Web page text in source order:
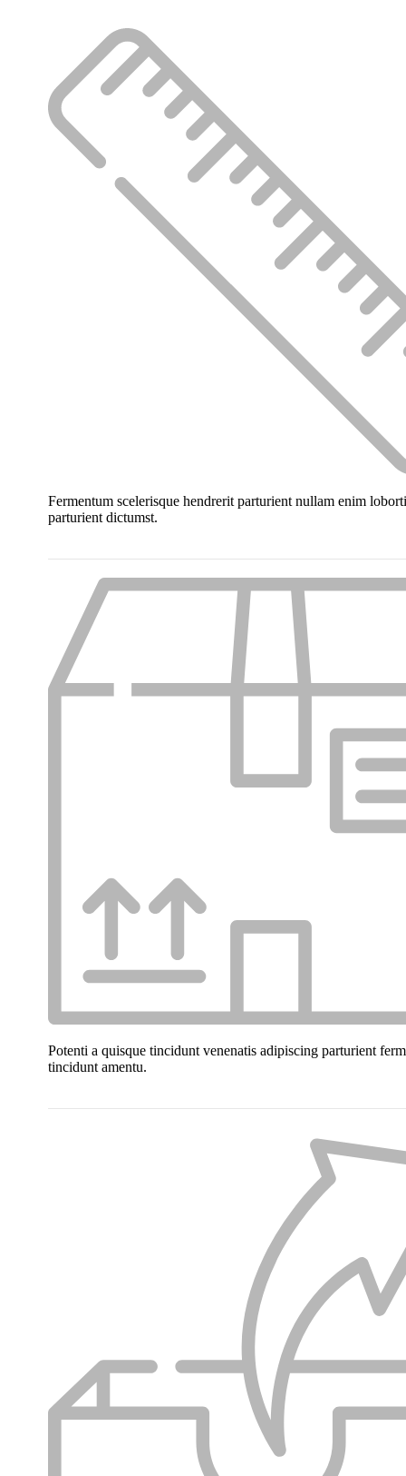
Fermentum scelerisque hendrerit parturient nullam enim
parturient dictumst.
Potenti a quisque tincidunt venenatis adipiscing parturient
tinciduntamentu.